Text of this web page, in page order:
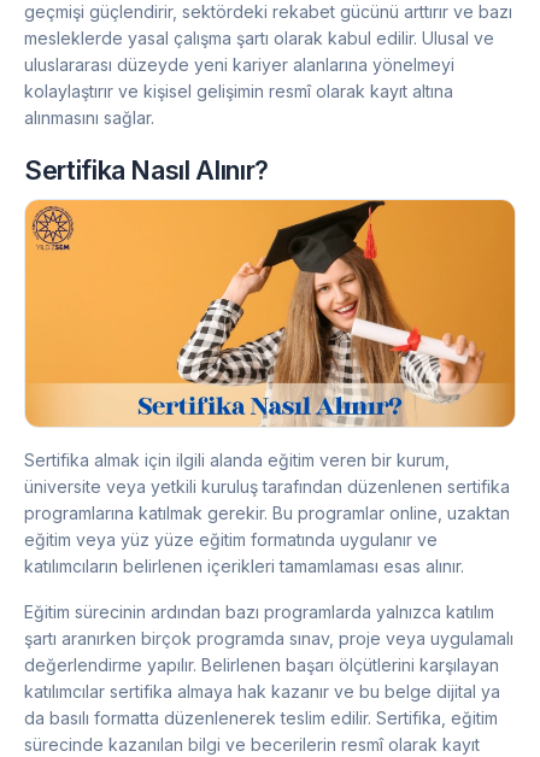
geçmişi güçlendirir, sektördeki rekabet gücünü arttırır ve bazı
mesleklerde yasal çalışma şartı olarak kabul edilir. Ulusal ve
uluslararası düzeyde yeni kariyer alanlarına yönelmeyi
kolaylaştırır ve kişisel gelişimin resmî olarak kayıt altına
alınmasını sağlar.
Sertifika Nasıl Alınır?
Sertifika almak için ilgili alanda eğitim veren bir kurum,
üniversite veya yetkili kuruluş tarafından düzenlenen sertifika
programlarına katılmak gerekir. Bu programlar online, uzaktan
eğitim veya yüz yüze eğitim formatında uygulanır ve
katılımcıların belirlenen içerikleri tamamlaması esas alınır.
Eğitim sürecinin ardından bazı programlarda yalnızca katılım
şartı aranırken birçok programda sınav, proje veya uygulamalı
değerlendirme yapılır. Belirlenen başarı ölçütlerini karşılayan
katılımcılar sertifika almaya hak kazanır ve bu belge dijital ya
da basılı formatta düzenlenerek teslim edilir. Sertifika, eğitim
sürecinde kazanılan bilgi ve becerilerin resmî olarak kayıt